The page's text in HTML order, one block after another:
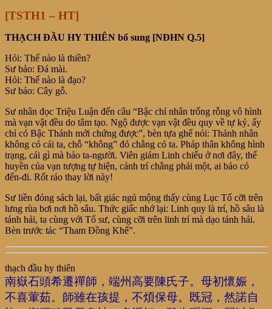
[TSTH1 – HT]
THẠCH ĐẦU HY THIÊN bổ sung [NĐHN Q.5]
Hỏi: Thế nào là thiền?
Sư bảo: Đá mài.
Hỏi: Thế nào là đạo?
Sư bảo: Cây gỗ.
Sư nhân đọc Triệu Luận đến câu “Bậc chí nhân trống rỗng vô hình
mà vạn vật đều do tâm tạo. Ngộ được vạn vật đều quy về tự kỷ, ấy
chỉ có Bậc Thánh mới chứng được”, bèn tựa ghế nói: Thánh nhân
không có cái ta, chỗ “không” đó chẳng có ta. Pháp thân không hình
trạng, cái gì mà bảo ta-người. Viên giám Linh chiếu ở nơi đây, thể
huyền của vạn tượng tự hiện, cảnh trí chẳng phải một, ai bảo có
đến-đi. Rốt ráo thay lời này!
Sư liền đóng sách lại, bất giác ngủ mộng thấy cùng Lục Tổ cỡi trên
lưng rùa bơi nơi hồ sâu. Thức giấc nhớ lại: Linh quy là trí, hồ sâu là
tánh hải, ta cùng với Tổ sư, cùng cỡi trên linh trí mà dạo tánh hải.
Bèn trước tác “Tham Đồng Khế”.
thạch đầu hy thiên
南嶽石頭希遷禪師，端州高要陳氏子。母初懷娠，
不喜葷茹。師雖在孩提，不煩保母。既冠，然諾自